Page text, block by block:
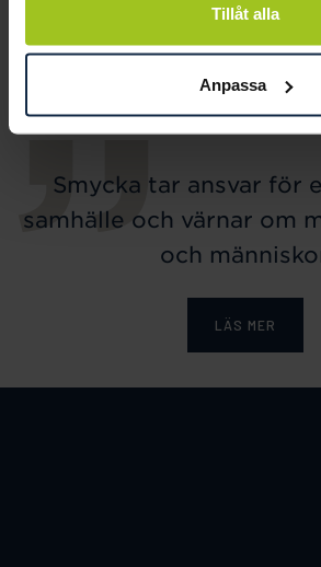
Tillåt alla
Anpassa
Pris
499 kr
Smycka tar ansvar för
samhälle och värnar om
och
LÄS MER